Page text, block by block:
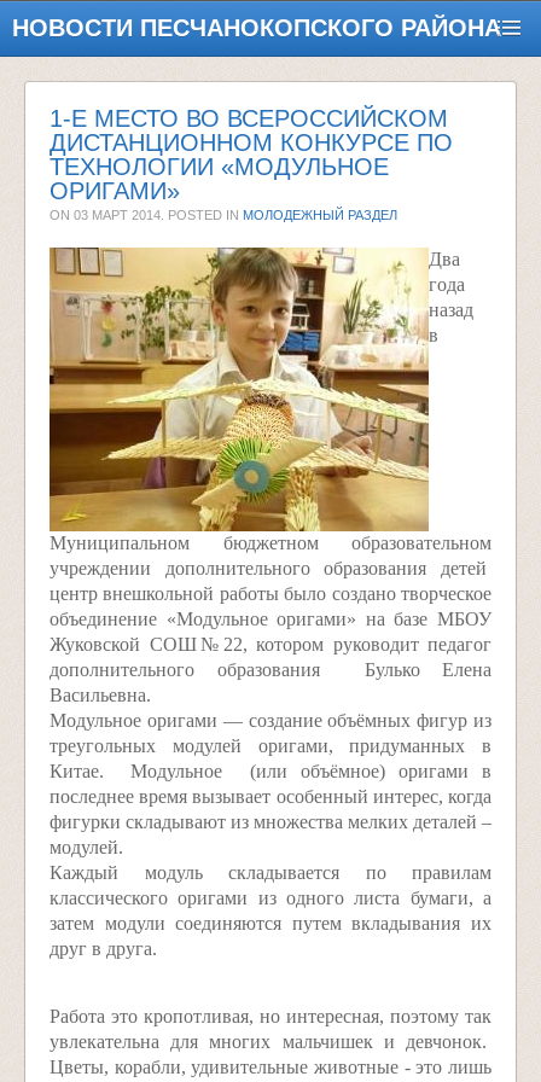
НОВОСТИ ПЕСЧАНОКОПСКОГО РАЙОНА
1-Е МЕСТО ВО ВСЕРОССИЙСКОМ
ДИСТАНЦИОННОМ КОНКУРСЕ ПО
ТЕХНОЛОГИИ «МОДУЛЬНОЕ
ОРИГАМИ»
ON 03 МАРТ 2014 . POSTED IN МОЛОДЕЖНЫЙ РАЗДЕЛ
Два
года
назад
в
Муниципальном бюджетном образовательном
учреждении дополнительного образования детей
центр внешкольной работы было создано творческое
объединение «Модульное оригами» на базе МБОУ
Жуковской СОШ№22, котором руководит педагог
дополнительного образования Булько Елена
Васильевна.
Модульное оригами — создание объёмных фигур из
треугольных модулей оригами, придуманных в
Китае. Модульное (или объёмное) оригами в
последнее время вызывает особенный интерес, когда
фигурки складывают из множества мелких деталей –
модулей.
Каждый модуль складывается по правилам
классического оригами из одного листа бумаги, а
затем модули соединяются путем вкладывания их
друг в друга.
Работа это кропотливая, но интересная, поэтому так
увлекательна для многих мальчишек и девчонок.
Цветы, корабли, удивительные животные - это лишь